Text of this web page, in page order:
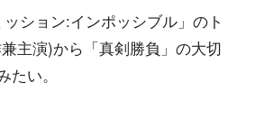
ション:インポッシブル」のト
主演)から「真剣勝負」の大切
たい。